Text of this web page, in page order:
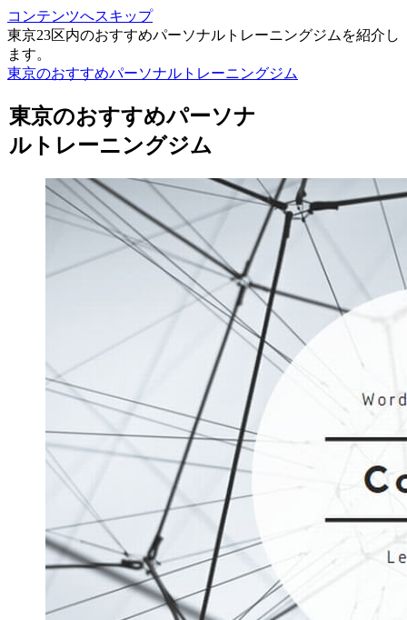
コンテンツへスキップ
東京23区内のおすすめパーソナルトレーニングジムを紹介し
ます。
東京のおすすめパーソナルトレーニングジム
東京のおすすめパーソナ
ルトレーニングジム